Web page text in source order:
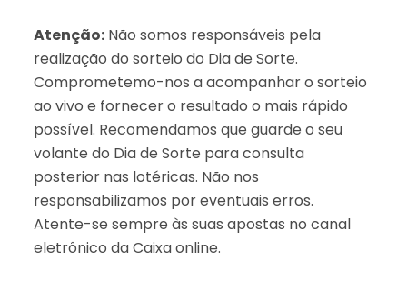
Atenção:Não somos responsáveis pela
realização do sorteio do Dia de Sorte.
Comprometemo-nos a acompanhar o sorteio
ao vivo e fornecer o resultado o mais rápido
possível. Recomendamos que guarde o seu
volante do Dia de Sorte para consulta
posterior nas lotéricas. Não nos
responsabilizamos por eventuais erros.
Atente-se sempre às suas apostas no canal
eletrônico da Caixa online.